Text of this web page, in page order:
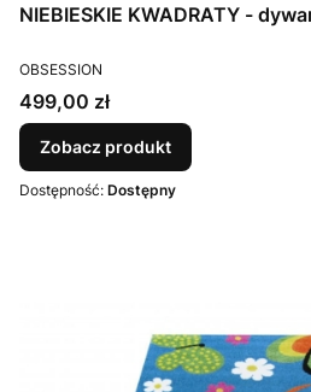
NIEBIESKIE KWADRATY -
PRODUCENT
OBSESSION
Cena
499,00 zł
Zobacz produkt
Dostępność: Dostępny